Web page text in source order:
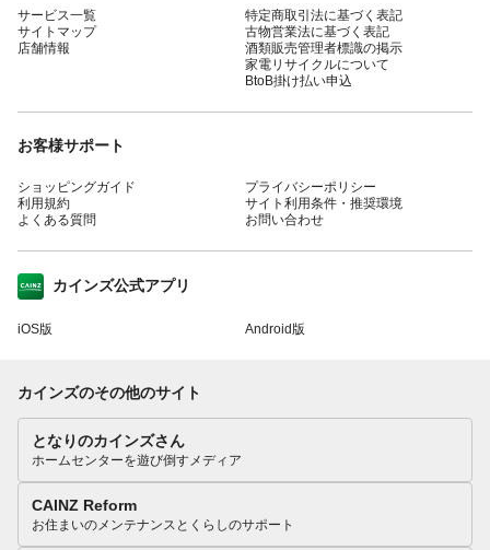
サービス一覧
サイトマップ
店舗情報
特定商取引法に基づく表記
古物営業法に基づく表記
酒類販売管理者標識の掲示
家電リサイクルについて
BtoB掛け払い申込
お客様サポート
ショッピングガイド
利用規約
よくある質問
プライバシーポリシー
サイト利用条件・推奨環境
お問い合わせ
カインズ公式アプリ
iOS版 Android版
カインズのその他のサイト
となりのカインズさん
ホームセンターを遊び倒すメディア
CAINZ Reform
お住まいのメンテナンスとくらしのサポート